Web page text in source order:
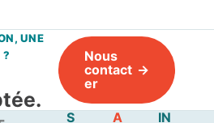
UNE
?
Nous
contact
er
S
A
IN